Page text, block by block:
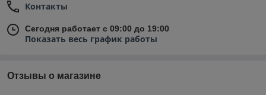
Контакты
Сегодня работает с 09:00 до 19:00
Показать весь график работы
Отзывы о магазине